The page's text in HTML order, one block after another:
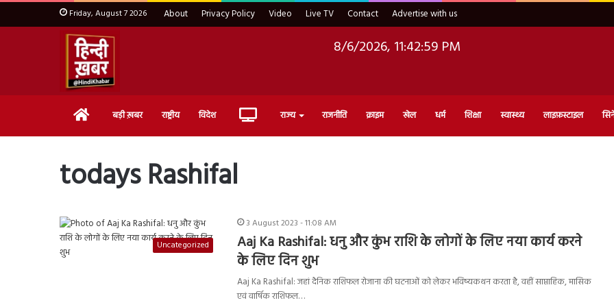
Friday, August 7 2026 About Privacy Policy Video Live TV Contact Advertise with us
8/6/2026, 11:43:00 PM
Home बड़ी ख़बर राष्ट्रीय विदेश Live राज्य राजनीति क्राइम खेल धर्म शिक्षा स्वास्थ्य लाइफ़स्टाइल
todays Rashifal
Uncategorized
3 August 2023 - 11:08 AM
Aaj Ka Rashifal: धनु और कुंभ राशि के लोगों के लिए नया कार्य करने
के लिए दिन शुभ
Aaj Ka Rashifal: जहां दैनिक राशिफल रोजाना की घटनाओं को लेकर भविष्यकथन करता है, वहीं साप्ताहिक, मासिक
एवं वार्षिक राशिफल…